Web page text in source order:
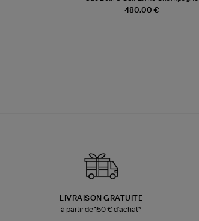
480,00 €
LIVRAISON GRATUITE
à partir de 150 € d'achat*